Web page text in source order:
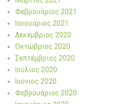
Φεβρουάριος 2021
Ιανουάριος 2021
Δεκέμβριος 2020
Οκτώβριος 2020
Σεπτέμβριος 2020
Ιούλιος 2020
Ιούνιος 2020
Φεβρουάριος 2020